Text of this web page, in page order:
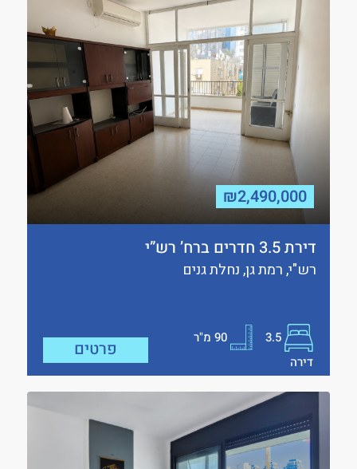
₪2,490,000
דירת 3.5 חדרים ברח’ רש”י
רש"י, רמת גן, נחלת גנים
3.5
90מ"ר
דירה
פרטים